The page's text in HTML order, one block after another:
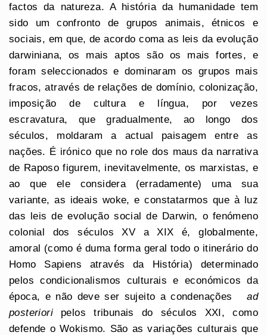
factos da natureza. A história da humanidade tem
sido um confronto de grupos animais, étnicos e
sociais, em que, de acordo coma as leis da evolução
darwiniana, os mais aptos são os mais fortes, e
foram seleccionados e dominaram os grupos mais
fracos, através de relações de domínio, colonização,
imposição de cultura e língua, por vezes
escravatura, que gradualmente, ao longo dos
séculos, moldaram a actual paisagem entre as
nações. É irónico que no role dos maus da narrativa
de Raposo figurem, inevitavelmente, os marxistas, e
ao que ele considera (erradamente) uma sua
variante, as ideais woke, e constatarmos que à luz
das leis de evolução social de Darwin, o fenómeno
colonial dos séculos XV a XIX é, globalmente,
amoral (como é duma forma geral todo o itinerário do
Homo Sapiens através da História) determinado
pelos condicionalismos culturais e económicos da
época, e não deve ser sujeito a condenaçõesad
posteriori pelos tribunais do séculos XXI, como
defende o Wokismo. São as variações culturais que